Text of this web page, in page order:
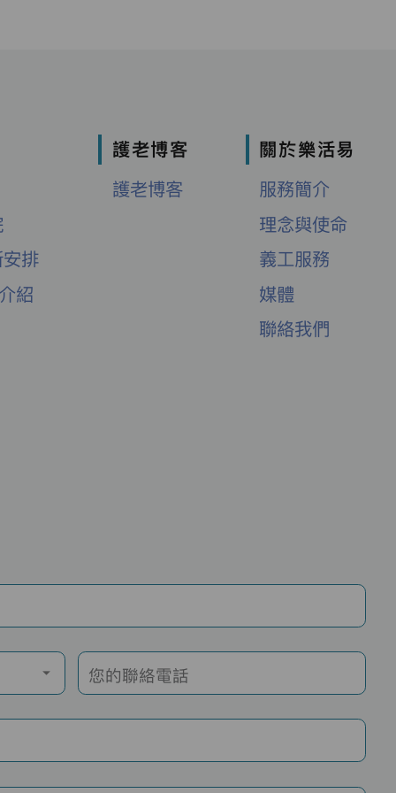
排
紹
護老博客
護老博客
關於樂活易
服務簡介
理念與使命
義工服務
媒體
聯絡我們
您的聯絡電話